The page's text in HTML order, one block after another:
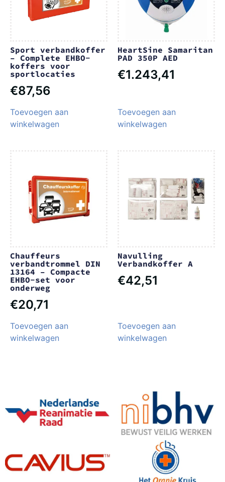
Sport verbandkoffer
– Complete EHBO-
koffers voor
sportlocaties
€87,56
Toevoegen aan
winkelwagen
HeartSine Samaritan
PAD 350P AED
€1.243,41
Toevoegen aan
winkelwagen
Chauffeurs
verbandtrommel DIN
13164 – Compacte
EHBO-set voor
onderweg
€20,71
Toevoegen aan
winkelwagen
Navulling
Verbandkoffer A
€42,51
Toevoegen aan
winkelwagen